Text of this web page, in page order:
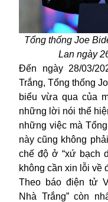
Tổng thống Joe
Lan ngày
Đến ngày 28/03/
Trắng, Tổng thống
biểu vừa qua của
những lời nói thể
những việc mà
này cũng không
chế độ ở “xứ bạch
không cần xin lỗi về
Theo báo điện tử
Nhà Trắng” còn